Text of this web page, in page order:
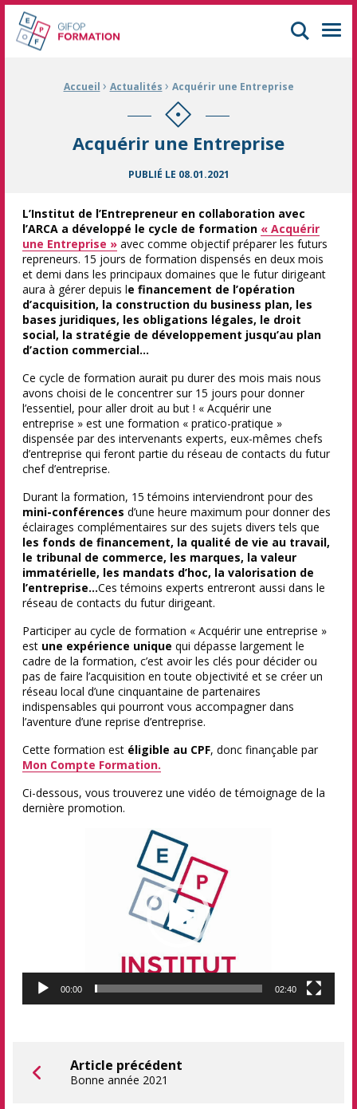
GIFOP Formation Centre de formation continue à Mulhouse
Fil d'Ariane :
Accueil › Actualités › Acquérir une Entreprise
Acquérir une Entreprise
PUBLIÉ LE 08.01.2021
L’Institut de l’Entrepreneur en collaboration avec
l’ARCA a développé le cycle de formation « Acquérir
une Entreprise » avec comme objectif préparer les futurs
repreneurs. 15 jours de formation dispensés en deux mois
et demi dans les principaux domaines que le futur dirigeant
aura à gérer depuis le financement de l’opération
d’acquisition, la construction du business plan, les
bases juridiques, les obligations légales, le droit
social, la stratégie de développement jusqu’au plan
d’action commercial…
Ce cycle de formation aurait pu durer des mois mais nous
avons choisi de le concentrer sur 15 jours pour donner
l’essentiel, pour aller droit au but ! « Acquérir une
entreprise » est une formation « pratico-pratique »
dispensée par des intervenants experts, eux-mêmes chefs
d’entreprise qui feront partie du réseau de contacts du futur
chef d’entreprise.
Durant la formation, 15 témoins interviendront pour des
mini-conférences d’une heure maximum pour donner des
éclairages complémentaires sur des sujets divers tels que
les fonds de financement, la qualité de vie au travail,
le tribunal de commerce, les marques, la valeur
immatérielle, les mandats d’hoc, la valorisation de
l’entreprise…Ces témoins experts entreront aussi dans le
réseau de contacts du futur dirigeant.
Participer au cycle de formation « Acquérir une entreprise »
est une expérience unique qui dépasse largement le
cadre de la formation, c’est avoir les clés pour décider ou
pas de faire l’acquisition en toute objectivité et se créer un
réseau local d’une cinquantaine de partenaires
indispensables qui pourront vous accompagner dans
l’aventure d’une reprise d’entreprise.
Cette formation est éligible au CPF, donc finançable par
Mon Compte Formation.
Ci-dessous, vous trouverez une vidéo de témoignage de la
dernière promotion.
00:00 02:40
Article précédent
Bonne année 2021